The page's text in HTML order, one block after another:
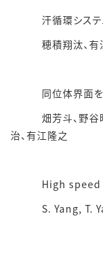
汗循環システム
穂積翔汰、有江
同位体界面を用
畑芳斗、野谷曜
治、有江隆之
High speed
S. Yang, T.